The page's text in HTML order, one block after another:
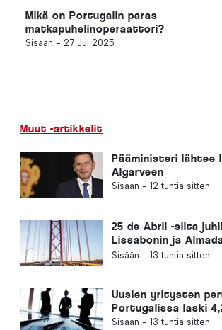
Mikä on Portugalin paras
matkapuhelinoperaattori?
Sisään - 27 Jul 2025
Muut -artikkelit
Pääministeri lähtee
Algarveen
Sisään - 12 tuntia sitten
25 de Abril -silta
Lissabonin ja
yhdistämistä
Sisään - 13 tuntia sitten
Uusien yritysten
Portugalissa laski
Sisään - 13 tuntia sitten